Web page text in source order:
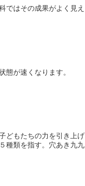
ではその成果がよく見え
が速くなります。
どもたちの力を引き上げ
類を指す。穴あき九九